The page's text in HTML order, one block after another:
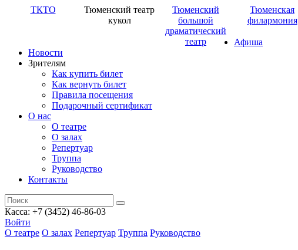
ТКТО
Тюменский театр
кукол
Тюменский
большой
драматический
театр
Тюменская
филармония
Афиша
Новости
Зрителям
Как купить билет
Как вернуть билет
Правила посещения
Подарочный сертификат
О нас
О театре
О залах
Репертуар
Труппа
Руководство
Контакты
Касса: +7 (3452) 46-86-03
Войти
О театре О залах Репертуар Труппа Руководство